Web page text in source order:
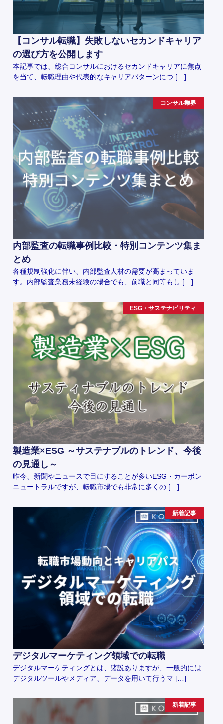
【コンサル転職】失敗しないセカンドキャリア
の選び方を公開します
本記事では、総合コンサルにおけるセカンドキャリアに焦点
を当て、転職理由や代表的なキャリアパターンにつ […]
コンサル業界
内部監査の転職事例比較・特別コンテンツ集ま
とめ
各種規制強化に伴い、内部監査人材の需要が高まっていま
す。内部監査業務未経験の場合でも、前職と同等もし […]
ESG・サステナビリティ
製造業×ESG ～サステナブルのトレンド、今後
の見通し～
昨今、新聞やニュースで目にすることが多いESG・カーボン
ニュートラルですが、転職市場でも非常に多くの […]
新着記事
デジタルマーケティング領域での転職
デジタルマーケティングとは、諸説ありますが、一般的には
デジタルツールやメディア、データを用いて行うマ […]
新着記事